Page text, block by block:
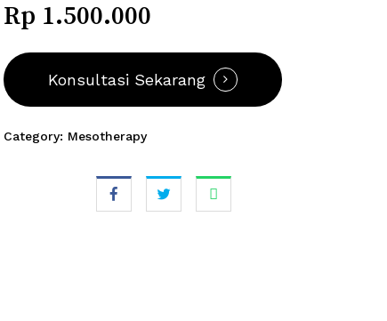
Rp 1.500.000
Konsultasi Sekarang
Category: Mesotherapy